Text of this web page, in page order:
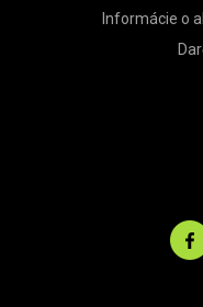
Informácie o